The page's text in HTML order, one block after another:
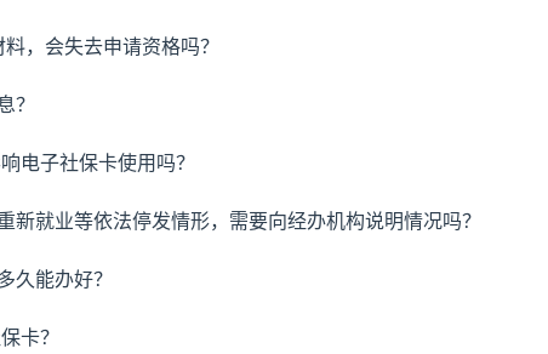
，会失去申请资格吗？
？
电子社保卡使用吗？
新就业等依法停发情形，需要向经办机构说明情况吗？
久能办好？
卡？